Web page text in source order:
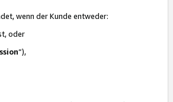
wenn der Kunde entweder:
oder
“),